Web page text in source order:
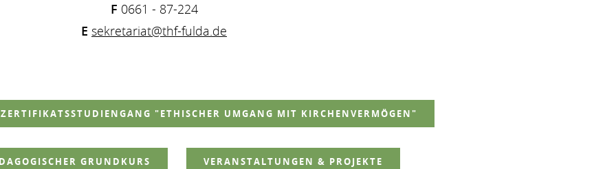
F 0661 - 87-224
E sekretariat@thf-fulda.de
ZERTIFIKATSSTUDIENGANG "ETHISCHER UMGANG MIT KIRCHENVERMÖGEN"
GRUNDKURS VERANSTALTUNGEN & PROJEKTE